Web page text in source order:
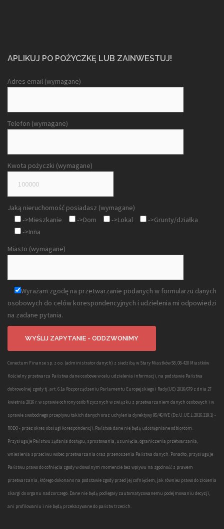
APLIKUJ PO POŻYCZKĘ LUB ZAINWESTUJ!
Adres email (wymagane)
Telefon (wymagane)
Kwota pożyczki (wymagane)
Jaką nieruchomość posiadasz (wymagane)
->Mieszkanie
->Dom ->Lokal
->Grunty/działka
->Inna
Miasto (wymagane)
Wyrażam zgodę na przetwarzanie podanych w formularzu danych
osobowych do celów korespondencyjnych i udzielenia mi odpowiedzi
na zadane pytania.
Conectum Finanse sp. z o.o. (administrator danych) z siedzibą w Stary Miastków 58, 08-420 Miastków
Kościelny przetwarza Państwa dane osobowe w celu udzielenia informacji, na podstawie Państwa
dobrowolnej zgody tj. art. 6.1a Rozporządzeniu Parlamentu Europejskiego i Rady(UE) 2016/679 z dnia 27
kwietnia 2016 r. w sprawie ochrony osób fizycznych w związku z przetwarzaniem danych osobowych i w
sprawie swobodnego przepływu takich danych oraz uchylenia dyrektywy 95/46/WE (Dz.U.UE.L.2016.119.1) -
RODO - przez okres obsługi korespondencji. Państwa dane nie będą udostępniane odbiorcom.
Przysługuje Państwu żądania dostępu, sprostowania, usunięcia, ograniczenia przetwarzania,
wniesienia sprzeciwu wobec przetwarzania oraz przenoszenia Państwa danych. Ponadto, przysługuje
Państwu prawo do cofnięcia zgody w dowolnym momencie bez wpływu na zgodność z prawem
przetwarzania, którego dokonano na podstawie zgody przed jej cofnięciem, jak również prawo do złożenia
skargi do organu nadzorczego. Dane nie będą podlegały zautomatyzowanemu podejmowaniu decyzji,
ani profilowaniu i nie będą przekazywane do państw trzecich.